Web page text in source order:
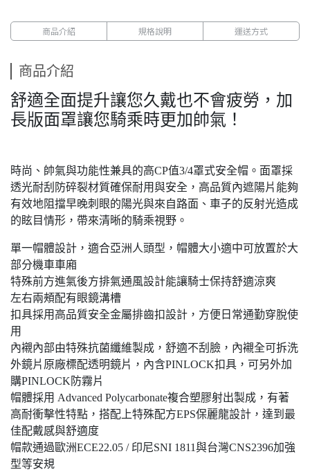
商品介紹 規格說明 運送方式
商品介紹
舒適全面提升讓您久戴也不會疲勞，加
長版面罩讓您騎乘時更加帥氣！
時尚、帥氣與功能性兼具的高CP值3/4罩式安全帽。面罩採
透光耐刮防碎裂材質確保耐用與安全，高品質內遮陽片能夠
有效地阻擋早晚刺眼的陽光與來自路面、車子的反射光造成
的眩目情形，帶來清晰的騎乘視野。
單一帽體設計，適合亞洲人頭型，帽體大小適中可放置於大
部分機車車廂
特殊前方進氣後方排氣通風設計能讓騎士保持舒適涼爽
左右兩頰配有眼鏡溝槽
扣具採用高品質安全金屬排齒扣設計，方便日常通勤穿脫使
用
內襯內部由特殊抗菌纖維製成，舒適不刮臉，內襯全可拆洗
外鏡片原廠標配透明鏡片，內含PINLOCK扣具，可另外加
購PINLOCK防霧片
帽體採用 Advanced Polycarbonate複合塑膠射出製成，有著
高耐衝擊性特點，搭配上特殊配方EPS保麗龍設計，達到最
佳配戴感與舒適度
帽款通過歐洲ECE22.05 / 印尼SNI 1811與台灣CNS2396加強
型等安規